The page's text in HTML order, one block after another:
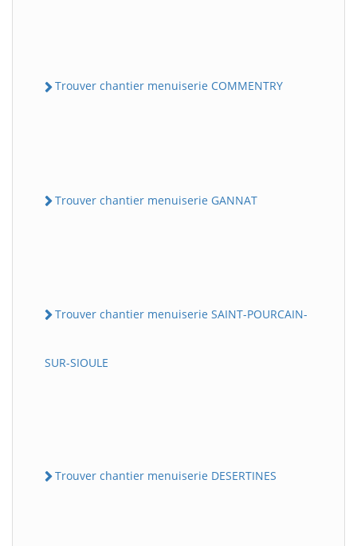
Trouver chantier menuiserie COMMENTRY
Trouver chantier menuiserie GANNAT
Trouver chantier menuiserie SAINT-POURCAIN-
SUR-SIOULE
Trouver chantier menuiserie DESERTINES